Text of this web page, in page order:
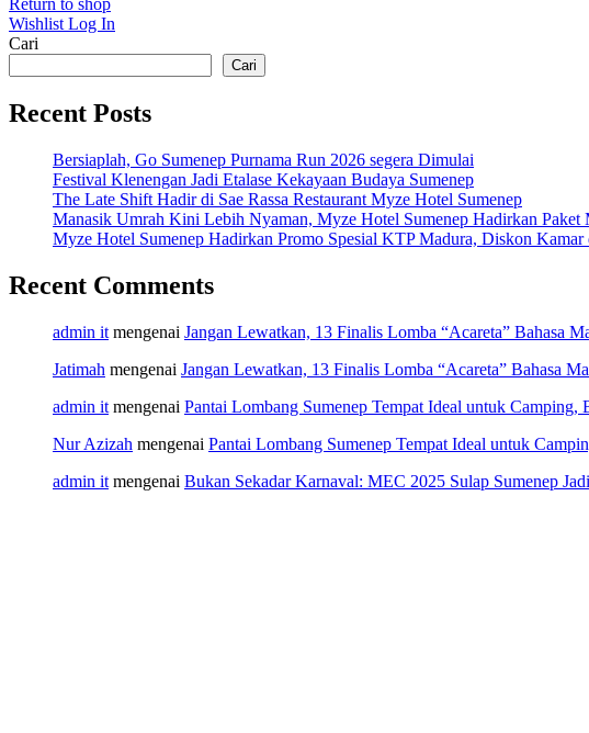
Return to shop
Wishlist Log In
Cari
Cari
Recent Posts
Bersiaplah, Go Sumenep Purnama Run 2026 segera Dimulai
Festival Klenengan Jadi Etalase Kekayaan Budaya Sumenep
The Late Shift Hadir di Sae Rassa Restaurant Myze Hotel Sumenep
Manasik Umrah Kini Lebih Nyaman, Myze Hotel Sumenep Hadirkan Paket
Myze Hotel Sumenep Hadirkan Promo Spesial KTP Madura, Diskon
Recent Comments
admin it mengenai Jangan Lewatkan, 13 Finalis Lomba “Acareta” Bahasa
Jatimah mengenai Jangan Lewatkan, 13 Finalis Lomba “Acareta” Bahasa
admin it mengenai Pantai Lombang Sumenep Tempat Ideal untuk Camping,
Nur Azizah mengenai Pantai Lombang Sumenep Tempat Ideal untuk
admin it mengenai Bukan Sekadar Karnaval: MEC 2025 Sulap Sumenep